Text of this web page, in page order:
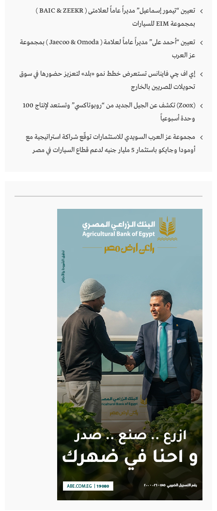
تعيين “تيمور إسماعيل” مديراً عاماً لعلامتى ( BAIC & ZEEKR )
بمجموعة EIM للسيارات
تعيين “أحمد على” مديراً عاماً لعلامة ( Jaecoo & Omoda ) بمجموعة
عز العرب
إي اف چي فاينانس تستعرض خطط نمو «بلد» لتعزيز حضورها في سوق
تحويلات المصريين بالخارج
(Zoox) تكشف عن الجيل الجديد من “روبوتاكسي” وتستعد لإنتاج 100
وحدة أسبوعياً
مجموعة عز العرب السويدي للاستثمارات توقّع شراكة استراتيجية مع
أومودا وجايكو باستثمار 5 مليار جنيه لدعم قطاع السيارات في مصر